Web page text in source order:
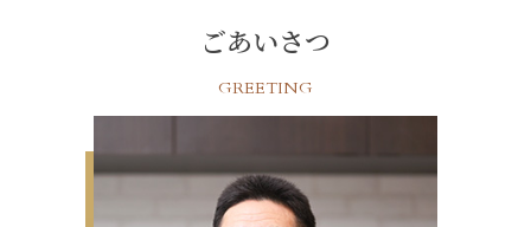
ごあいさつ
GREETING